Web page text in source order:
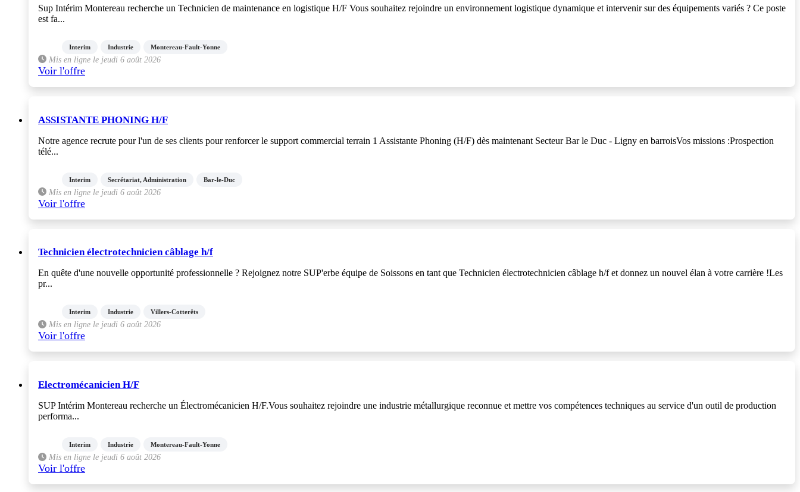
Sup Intérim Montereau recherche un Technicien de maintenance en logistique H/F Vous souhaitez rejoindre un environnement logistique dynamique et intervenir sur des équipements variés ? Ce poste
est fa...
Interim Industrie Montereau-Fault-Yonne
Mis en ligne le jeudi 6 août 2026
Voir l'offre
ASSISTANTE PHONING H/F
Notre agence recrute pour l'un de ses clients pour renforcer le support commercial terrain 1 Assistante Phoning (H/F) dès maintenant Secteur Bar le Duc - Ligny en barroisVos missions :Prospection
télé...
Interim Secrétariat, Administration Bar-le-Duc
Mis en ligne le jeudi 6 août 2026
Voir l'offre
Technicien électrotechnicien câblage h/f
En quête d'une nouvelle opportunité professionnelle ? Rejoignez notre SUP'erbe équipe de Soissons en tant que Technicien électrotechnicien câblage h/f et donnez un nouvel élan à votre carrière !Les
pr...
Interim Industrie Villers-Cotterêts
Mis en ligne le jeudi 6 août 2026
Voir l'offre
Electromécanicien H/F
SUP Intérim Montereau recherche un Électromécanicien H/F.Vous souhaitez rejoindre une industrie métallurgique reconnue et mettre vos compétences techniques au service d'un outil de production
performa...
Interim Industrie Montereau-Fault-Yonne
Mis en ligne le jeudi 6 août 2026
Voir l'offre